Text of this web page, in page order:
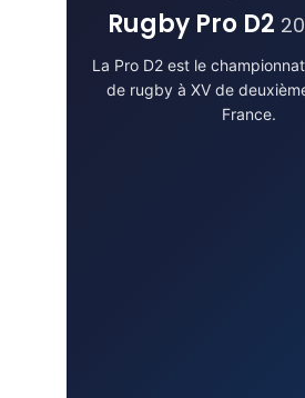
Rugby Pro D2
La Pro D2 est le
de rugby à XV de
France.